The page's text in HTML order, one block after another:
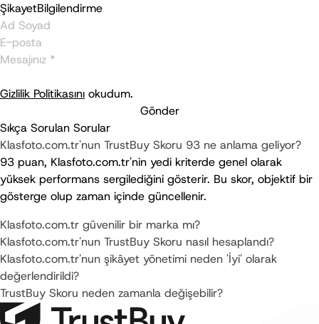
ŞikayetBilgilendirme
Gizlilik Politikasını okudum.
Gönder
Sıkça Sorulan Sorular
Klasfoto.com.tr'nun TrustBuy Skoru 93 ne anlama geliyor?
93 puan, Klasfoto.com.tr'nin yedi kriterde genel olarak
yüksek performans sergilediğini gösterir. Bu skor, objektif bir
gösterge olup zaman içinde güncellenir.
Klasfoto.com.tr güvenilir bir marka mı?
Klasfoto.com.tr'nun TrustBuy Skoru nasıl hesaplandı?
Klasfoto.com.tr'nun şikâyet yönetimi neden 'İyi' olarak
değerlendirildi?
TrustBuy Skoru neden zamanla değişebilir?